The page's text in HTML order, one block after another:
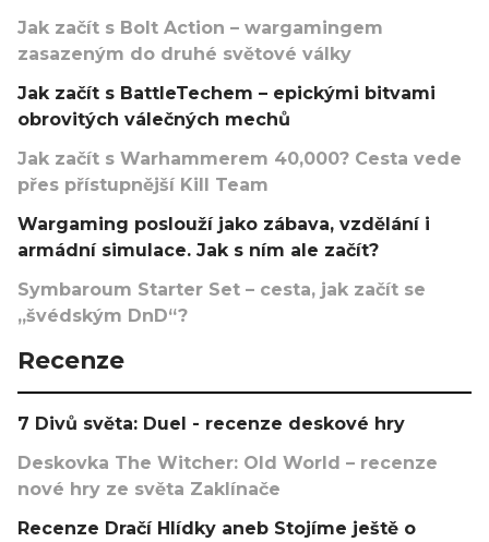
Jak začít s Bolt Action – wargamingem
zasazeným do druhé světové války
Jak začít s BattleTechem – epickými bitvami
obrovitých válečných mechů
Jak začít s Warhammerem 40,000? Cesta vede
přes přístupnější Kill Team
Wargaming poslouží jako zábava, vzdělání i
armádní simulace. Jak s ním ale začít?
Symbaroum Starter Set – cesta, jak začít se
„švédským DnD“?
Recenze
7 Divů světa: Duel - recenze deskové hry
Deskovka The Witcher: Old World – recenze
nové hry ze světa Zaklínače
Recenze Dračí Hlídky aneb Stojíme ještě o